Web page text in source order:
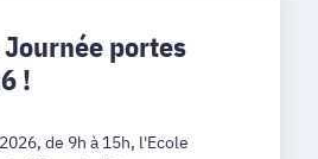
portes
!
de 9h à 15h, l'Ecole